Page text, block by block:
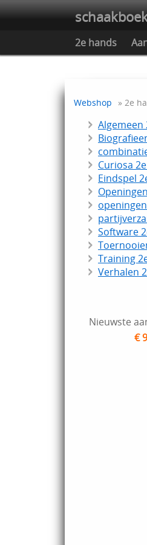
2e hands
Webshop » 2e
Algemeen
Curiosa
Eindspel
Software
Training
Verhalen
Nieuwste
€